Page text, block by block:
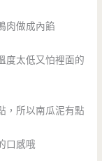
肉做成內餡
度太低又怕裡面的
，所以南瓜泥有點
口感哦